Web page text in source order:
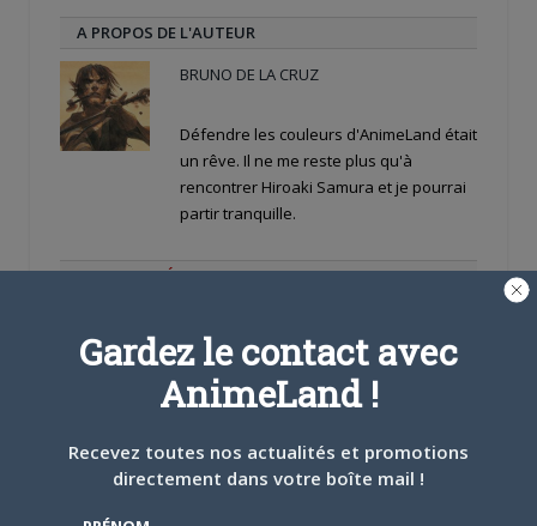
A PROPOS DE L'AUTEUR
BRUNO DE LA CRUZ
Défendre les couleurs d'AnimeLand était
un rêve. Il ne me reste plus qu'à
rencontrer Hiroaki Samura et je pourrai
partir tranquille.
ARTICLES LIÉS
L’AnimeLand Hors-Série
– Spécial Posters est
Gardez le contact avec
AnimeLand !
Recevez toutes nos actualités et promotions
directement dans votre boîte mail !